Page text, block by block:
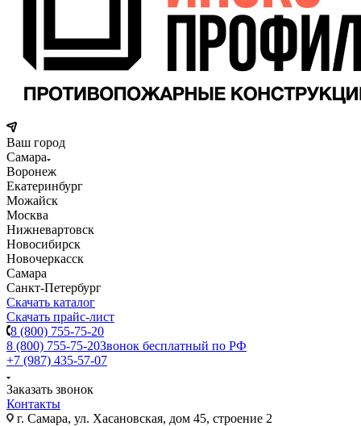
Ваш город
Самара
Воронеж
Екатеринбург
Можайск
Москва
Нижневартовск
Новосибирск
Новочеркасск
Самара
Санкт-Петербург
Скачать каталог
Скачать прайс-лист
8 (800) 755-75-20
8 (800) 755-75-20Звонок бесплатный по РФ
+7 (987) 435-57-07
Заказать звонок
Контакты
г. Самара, ул. Хасановская, дом 45, строение 2